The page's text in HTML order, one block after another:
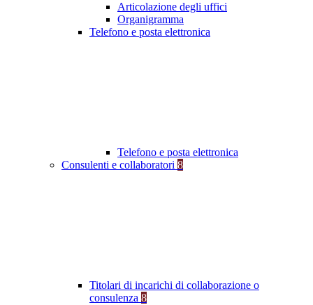
Articolazione degli uffici
Organigramma
Telefono e posta elettronica
Telefono e posta elettronica
Consulenti e collaboratori 8
Titolari di incarichi di collaborazione o
consulenza 8